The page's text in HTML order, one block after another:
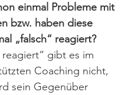
einmal Probleme mit
bzw. haben diese
„falsch“ reagiert?
reagiert“ gibt es im
Coaching nicht,
sein Gegenüber